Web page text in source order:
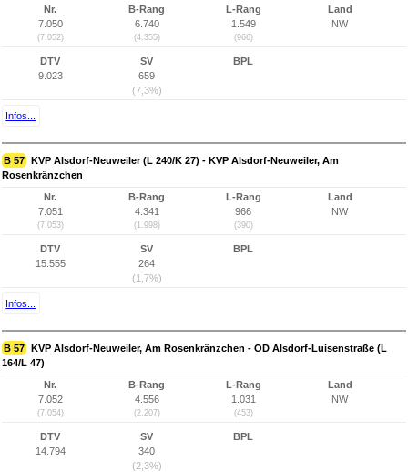
Nr.
7.050
(7.052)
B-Rang
6.740
(4.355)
L-Rang
1.549
(966)
Land
NW
DTV
9.023
SV
659
(7,3%)
BPL
Infos...
B 57 KVP Alsdorf-Neuweiler (L 240/K 27) - KVP Alsdorf-Neuweiler, Am
Rosenkränzchen
Nr.
7.051
(7.053)
B-Rang
4.341
(1.998)
L-Rang
966
(390)
Land
NW
DTV
15.555
SV
264
(1,7%)
BPL
Infos...
B 57 KVP Alsdorf-Neuweiler, Am Rosenkränzchen - OD Alsdorf-Luisenstraße (L
164/L 47)
Nr.
7.052
(7.054)
B-Rang
4.556
(2.207)
L-Rang
1.031
(453)
Land
NW
DTV
14.794
SV
340
(2,3%)
BPL